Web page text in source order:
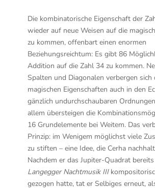
Die kombinatorische Eigenschaft der
wieder auf neue Weisen auf die
zu kommen, offenbart einen enormen
Beziehungsreichtum: Es gibt 86
Addition auf die Zahl 34 zu kommen.
Spalten und Diagonalen verbergen sich
magischen Eigenschaften auch in den
gänzlich undurchschaubaren
allem übersteigen die
16 Grundelemente bei Weitem. Das
Prinzip: im Wenigem möglichst viele
zu stiften – eine Idee, die Cerha
Nachdem er das Jupiter-Quadrat
Langegger Nachtmusik III
gezogen hatte, tat er Selbiges erneut,